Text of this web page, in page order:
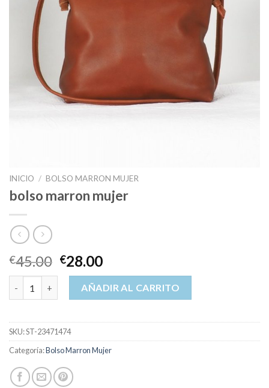
INICIO / BOLSO MARRON MUJER
bolso marron mujer
€45.00 €28.00
bolso marron mujer cantidadAÑADIR AL CARRITO
SKU:ST-23471474
Categoría:Bolso Marron Mujer